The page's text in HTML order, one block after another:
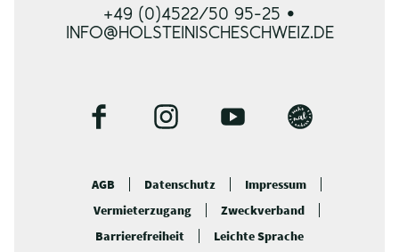
+49 (0)4522/50 95-25 •
INFO@HOLSTEINISCHESCHWEIZ.DE
F
e
b
I
t
a
g
Y
u
b
B
g
AGB Datenschutz
Impressum
Vermieterzugang
Zweckverband
Barrierefreiheit
Leichte Sprache